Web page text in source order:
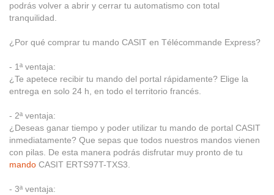
podrás volver a abrir y cerrar tu automatismo con total
tranquilidad.
¿Por qué comprar tu mando CASIT en Télécommande Express?
- 1ª ventaja:
¿Te apetece recibir tu mando del portal rápidamente? Elige la
entrega en solo 24 h, en todo el territorio francés.
- 2ª ventaja:
¿Deseas ganar tiempo y poder utilizar tu mando de portal CASIT
inmediatamente? Que sepas que todos nuestros mandos vienen
con pilas. De esta manera podrás disfrutar muy pronto de tu
mando CASIT ERTS97T-TXS3.
- 3ª ventaja: